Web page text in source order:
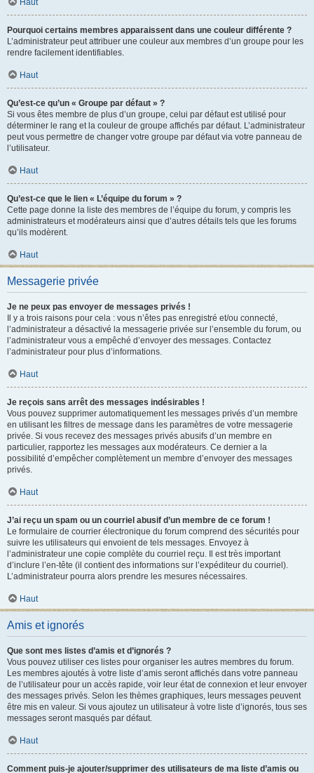
Pourquoi certains membres apparaissent dans une couleur différente ?
L’administrateur peut attribuer une couleur aux membres d’un groupe pour les
rendre facilement identifiables.
Haut
Qu’est-ce qu’un « Groupe par défaut » ?
Si vous êtes membre de plus d’un groupe, celui par défaut est utilisé pour
déterminer le rang et la couleur de groupe affichés par défaut. L’administrateur
peut vous permettre de changer votre groupe par défaut via votre panneau de
l’utilisateur.
Haut
Qu’est-ce que le lien « L’équipe du forum » ?
Cette page donne la liste des membres de l’équipe du forum, y compris les
administrateurs et modérateurs ainsi que d’autres détails tels que les forums
qu’ils modèrent.
Haut
Messagerie privée
Je ne peux pas envoyer de messages privés !
Il y a trois raisons pour cela : vous n’êtes pas enregistré et/ou connecté,
l’administrateur a désactivé la messagerie privée sur l’ensemble du forum, ou
l’administrateur vous a empêché d’envoyer des messages. Contactez
l’administrateur pour plus d’informations.
Haut
Je reçois sans arrêt des messages indésirables !
Vous pouvez supprimer automatiquement les messages privés d’un membre
en utilisant les filtres de message dans les paramètres de votre messagerie
privée. Si vous recevez des messages privés abusifs d’un membre en
particulier, rapportez les messages aux modérateurs. Ce dernier a la
possibilité d’empêcher complètement un membre d’envoyer des messages
privés.
Haut
J’ai reçu un spam ou un courriel abusif d’un membre de ce forum !
Le formulaire de courrier électronique du forum comprend des sécurités pour
suivre les utilisateurs qui envoient de tels messages. Envoyez à
l’administrateur une copie complète du courriel reçu. Il est très important
d’inclure l’en-tête (il contient des informations sur l’expéditeur du courriel).
L’administrateur pourra alors prendre les mesures nécessaires.
Haut
Amis et ignorés
Que sont mes listes d’amis et d’ignorés ?
Vous pouvez utiliser ces listes pour organiser les autres membres du forum.
Les membres ajoutés à votre liste d’amis seront affichés dans votre panneau
de l’utilisateur pour un accès rapide, voir leur état de connexion et leur envoyer
des messages privés. Selon les thèmes graphiques, leurs messages peuvent
être mis en valeur. Si vous ajoutez un utilisateur à votre liste d’ignorés, tous ses
messages seront masqués par défaut.
Haut
Comment puis-je ajouter/supprimer des utilisateurs de ma liste d’amis ou